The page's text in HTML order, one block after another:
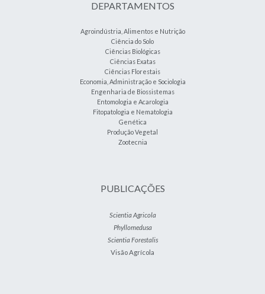
DEPARTAMENTOS
Agroindústria, Alimentos e Nutrição
Ciência do Solo
Ciências Biológicas
Ciências Exatas
Ciências Florestais
Economia, Administração e Sociologia
Engenharia de Biossistemas
Entomologia e Acarologia
Fitopatologia e Nematologia
Genética
Produção Vegetal
Zootecnia
PUBLICAÇÕES
Scientia Agricola
Phyllomedusa
Scientia Forestalis
Visão Agrícola